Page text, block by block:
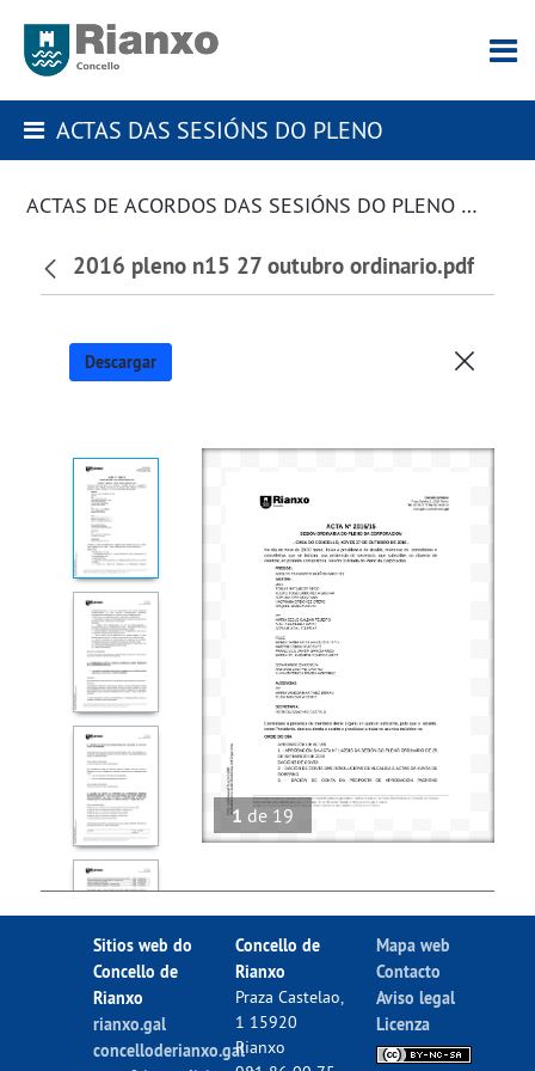
ACTAS DAS SESIÓNS DO PLENO
ACTAS DE ACORDOS DAS SESIÓNS DO PLENO DA CORPORACIÓN
2016 pleno n15 27 outubro ordinario.pdf
Descargar
1 de 19
Sitios web do
Concello de
Rianxo
rianxo.gal
concelloderianxo.gal
Concello de
Rianxo
Praza Castelao,
1 15920
Rianxo
Mapa web
Contacto
Aviso legal
Licenza